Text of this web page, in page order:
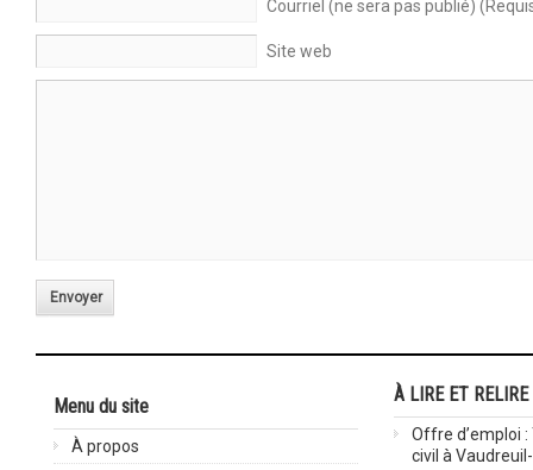
Courriel (ne sera pas publié)
Site web
Envoyer
Menu du site
À propos
À LIRE ET RELIRE
Offre d’emploi
civil à